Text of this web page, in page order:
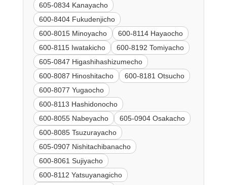
605-0834 Kanayacho
600-8404 Fukudenjicho
600-8015 Minoyacho
600-8114 Hayaocho
600-8115 Iwatakicho
600-8192 Tomiyacho
605-0847 Higashihashizumecho
600-8087 Hinoshitacho
600-8181 Otsucho
600-8077 Yugaocho
600-8113 Hashidonocho
600-8055 Nabeyacho
605-0904 Osakacho
600-8085 Tsuzurayacho
605-0907 Nishitachibanacho
600-8061 Sujiyacho
600-8112 Yatsuyanagicho